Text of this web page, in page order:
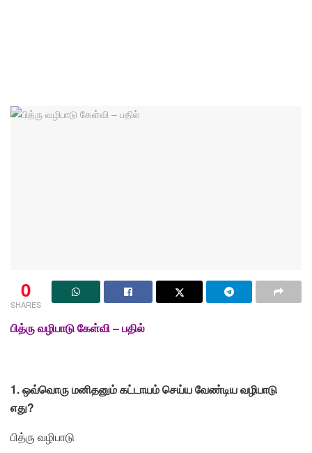
0
SHARES
பித்ரு வழிபாடு கேள்வி – பதில்
1. ஒவ்வொரு மனிதனும் கட்டாயம் செய்ய வேண்டிய வழிபாடு
எது?
பித்ரு வழிபாடு